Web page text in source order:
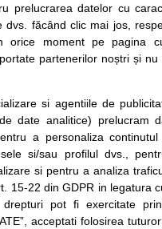
sfaturile si orice alte
in urma investigatiilor si
pentru programare in sistemul de
Termeni si conditii
Politica de
confidentialitate
Politica de cookie
Modifica Setarile Cookie
prelucrarea datelor cu
dvs. făcând clic mai jos,
orice moment pe pagina
partenerilor noștri și nu
si agentiile de
date analitice) prelucram
a personaliza
si/sau profilul dvs.,
si pentru a analiza
15-22 din GDPR in legatura
pot fi exercitate
acceptati folosirea